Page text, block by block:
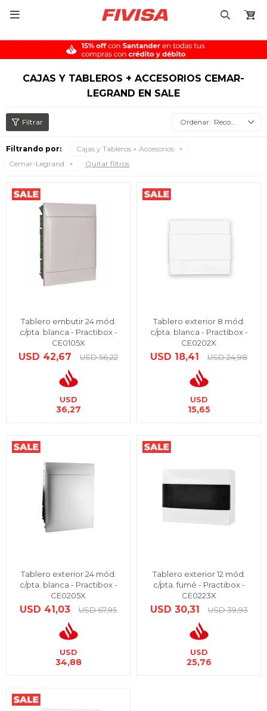

CAJAS Y TABLEROS + ACCESORIOS CEMAR-
LEGRAND EN SALE
Recomendados
Filtrando por:
Cajas y Tableros + Accesorios
Cemar-Legrand
Quitar filtros
Tablero embutir 24 mód.
c/pta. blanca - Practibox -
CE0105X
USD 42,67 USD 56,22
USD
36,27
Tablero exterior 8 mód.
c/pta. blanca - Practibox -
CE0202X
USD 18,41 USD 24,98
USD
15,65
Tablero exterior 24 mód.
c/pta. blanca - Practibox -
CE0205X
USD 41,03 USD 67,95
USD
34,88
Tablero exterior 12 mód.
c/pta. fumé - Practibox -
CE0223X
USD 30,31 USD 39,93
USD
25,76